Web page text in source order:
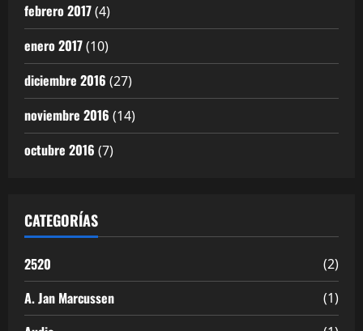
febrero 2017(4)
enero 2017(10)
diciembre 2016 (27)
noviembre 2016 (14)
octubre 2016 (7)
CATEGORÍAS
2520 (2)
A. Jan Marcussen (1)